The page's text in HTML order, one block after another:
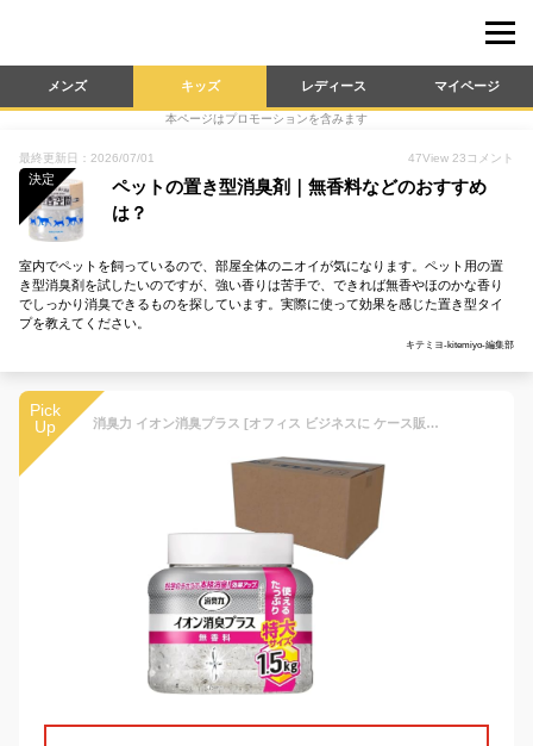
メンズ キッズ レディース マイページ
本ページはプロモーションを含みます
最終更新日：2026/07/01 47View 23 コメント
決定
ペットの置き型消臭剤｜無香料などのおすすめ
は？
室内でペットを飼っているので、部屋全体のニオイが気になります。ペット用の置
き型消臭剤を試したいのですが、強い香りは苦手で、できれば無香やほのかな香り
でしっかり消臭できるものを探しています。実際に使って効果を感じた置き型タイ
プを教えてください。
キテミヨ-kitemiyo-編集部
Pick
Up
消臭力 イオン消臭プラス [オフィス ビジネスに ケース販売] 消臭ビーズ 部屋 トイレ用 置き型 無香料 特大 本体 1.5kg×6個 クリアビーズ 部屋用 玄関 リビング キッチン トイレ消臭剤 消臭 芳香剤